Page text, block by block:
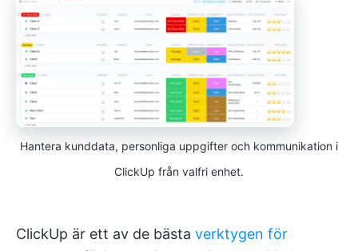
Hantera kunddata, personliga uppgifter och kommunikation i
ClickUp från valfri enhet.
ClickUp är ett av de bästa verktygen för